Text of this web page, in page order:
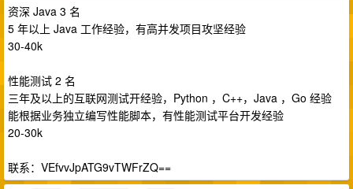
资深 Java 3 名
5 年以上 Java 工作经验，有高并发项目攻坚经验
30-40k
性能测试 2 名
三年及以上的互联网测试开经验，Python ，C++，Java ，Go 经验
能根据业务独立编写性能脚本，有性能测试平台开发经验
20-30k
联系：VEfvvJpATG9vTWFrZQ==